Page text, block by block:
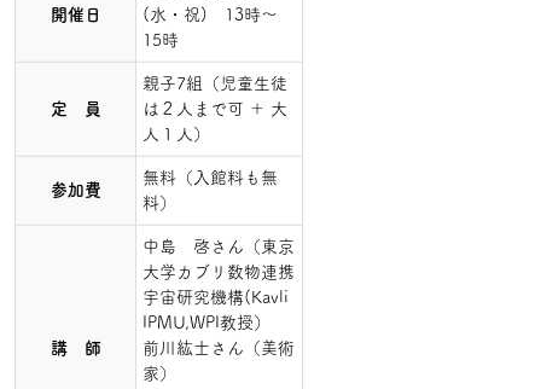
開催日
(水・祝) 13時～
15時
定 員
親子7組（児童生徒
は２人まで可 ＋ 大
人１人）
参加費
無料（入館料も無
料）
講 師
中島 啓さん（東京
大学カブリ数物連携
宇宙研究機構(Kavli
IPMU,WPI教授）
前川紘士さん（美術
家）